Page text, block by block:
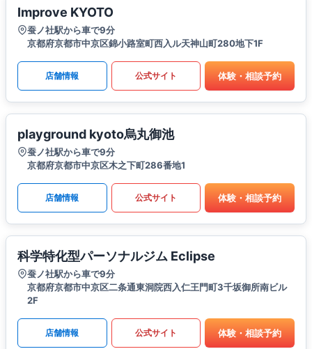
Improve KYOTO
蚕ノ社駅から車で9分
京都府京都市中京区錦小路室町西入ル天神山町280地下1F
店舗情報 公式サイト 体験・相談予約
playground kyoto烏丸御池
蚕ノ社駅から車で9分
京都府京都市中京区木之下町286番地1
店舗情報 公式サイト 体験・相談予約
科学特化型パーソナルジム Eclipse
蚕ノ社駅から車で9分
京都府京都市中京区二条通東洞院西入仁王門町3千坂御所南ビル
2F
店舗情報 公式サイト 体験・相談予約